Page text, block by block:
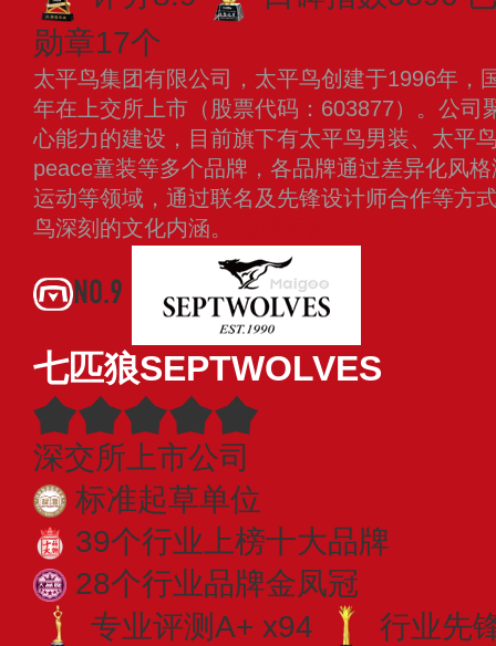
勋章17个
太平鸟集团有限公司，太平鸟创建于1996年，
年在上交所上市（股票代码：603877）。公司
心能力的建设，目前旗下有太平鸟男装、太平
peace童装等多个品牌，各品牌通过差异化风
运动等领域，通过联名及先锋设计师合作等方
鸟深刻的文化内涵。
NO.9
七匹狼SEPTWOLVES
深交所上市公司
标准起草单位
39个行业上榜十大品牌
28个行业品牌金凤冠
专业评测A+ x94
行业先